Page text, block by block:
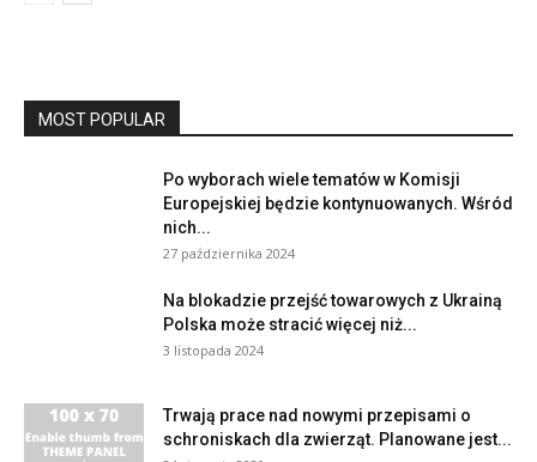
MOST POPULAR
Po wyborach wiele tematów w Komisji
Europejskiej będzie kontynuowanych. Wśród
nich...
27 października 2024
Na blokadzie przejść towarowych z Ukrainą
Polska może stracić więcej niż...
3 listopada 2024
Trwają prace nad nowymi przepisami o
schroniskach dla zwierząt. Planowane jest...